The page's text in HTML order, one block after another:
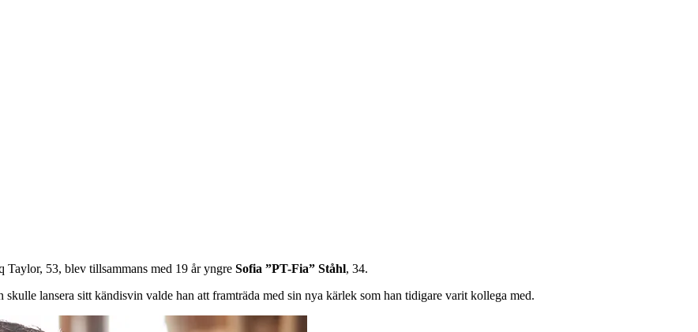
Taylor, 53, blev tillsammans med 19 år yngre Sofia ”PT-Fia” Ståhl, 34.
lansera sitt kändisvin valde han att framträda med sin nya kärlek som han tidigare varit kollega med.